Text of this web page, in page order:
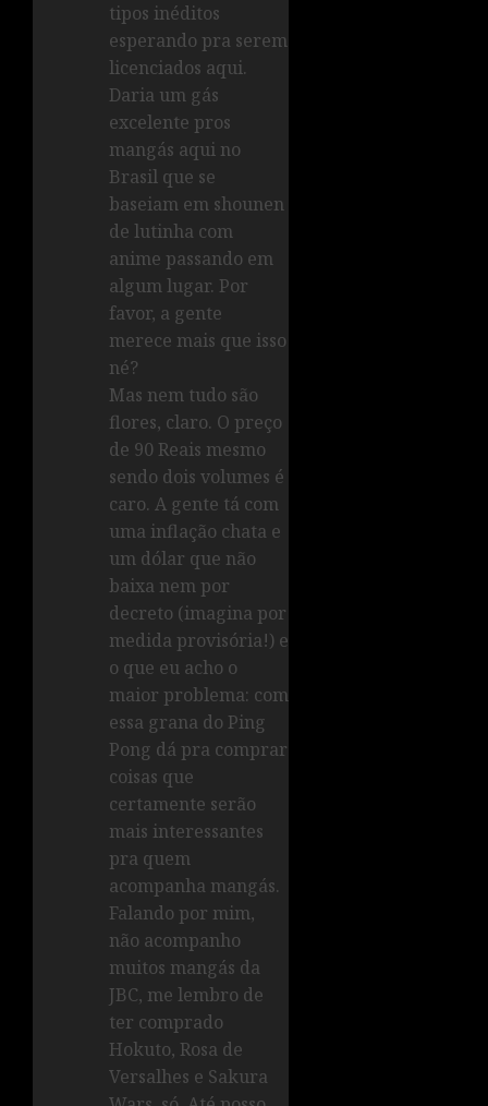
tipos inéditos
esperando pra serem
licenciados aqui.
Daria um gás
excelente pros
mangás aqui no
Brasil que se
baseiam em shounen
de lutinha com
anime passando em
algum lugar. Por
favor, a gente
merece mais que isso
né?
Mas nem tudo são
flores, claro. O preço
de 90 Reais mesmo
sendo dois volumes é
caro. A gente tá com
uma inflação chata e
um dólar que não
baixa nem por
decreto (imagina por
medida provisória!) e
o que eu acho o
maior problema: com
essa grana do Ping
Pong dá pra comprar
coisas que
certamente serão
mais interessantes
pra quem
acompanha mangás.
Falando por mim,
não acompanho
muitos mangás da
JBC, me lembro de
ter comprado
Hokuto, Rosa de
Versalhes e Sakura